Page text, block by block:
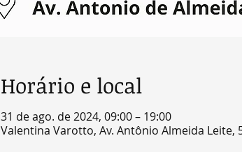
Horário e local
31 de ago. de 2024, 09:00 – 19:00
Valentina Varotto, Av. Antônio Almeida Leite,